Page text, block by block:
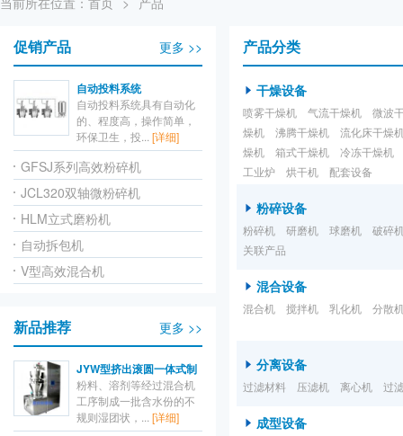
促销产品 更多 >>
自动投料系统
自动投料系统具有自动化
的、程度高，操作简单，
环保卫生，投... [详细]
GFSJ系列高效粉碎机
JCL320双轴微粉碎机
HLM立式磨粉机
自动拆包机
V型高效混合机
新品推荐 更多 >>
JYW型挤出滚圆一体式制
粉料、溶剂等经过混合机
工序制成一批含水份的不
规则湿团状，... [详细]
产品分类
干燥设备
喷雾干燥机 气流干燥机
微波
燥机
沸腾干燥机
流化床干燥
燥机
箱式干燥机
冷冻干燥机
工业炉
烘干机 配套设备
粉碎设备
粉碎机 研磨机 球磨机
破碎
关联产品
混合设备
混合机 搅拌机 乳化机 分散
分离设备
过滤材料 压滤机 离心机 过
成型设备